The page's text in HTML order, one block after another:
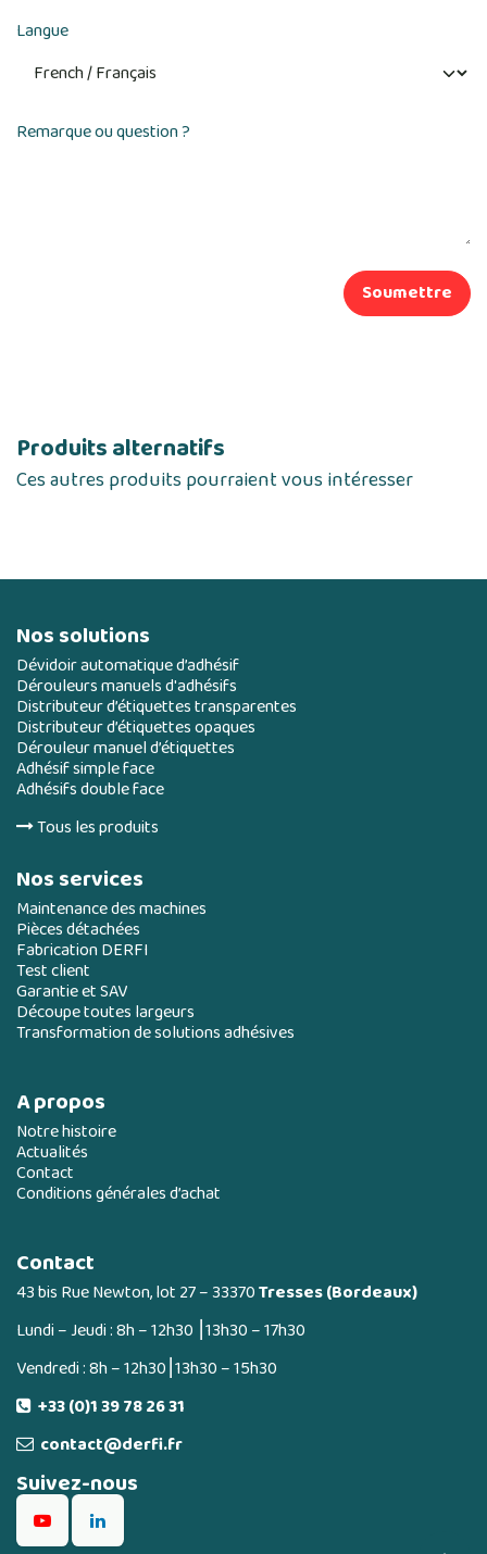
Langue
Remarque ou question ?
Soumettre
Produits alternatifs
Ces autres produits pourraient vous intéresser
Nos solutions
Dévidoir automatique d’adhésif
Dérouleurs manuels d'adhésifs
Distributeur d’étiquettes transparentes
Distributeur d’étiquettes opaques
Dérouleur manuel d’étiquettes
Adhésif simple face
Adhésifs double face
Tous les produits
Nos services
Maintenance des machines
Pièces détachées
Fabrication DERFI
Test client
Garantie et SAV
Découpe toutes largeurs
Transformation de solutions adhésives
A propos
Notre histoire
Actualités
Contact
Conditions générales d’achat
Contact
43 bis Rue Newton, lot 27 – 33370Tresses (Bordeaux)
Lundi – Jeudi : 8h – 12h30 ⎮13h30 – 17h30
Vendredi : 8h – 12h30⎮13h30 – 15h30
+33 (0)1 39 78 26 31
contact@derfi.fr
Suivez-nous